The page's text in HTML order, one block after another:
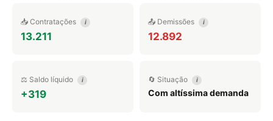
📥 Contratações i
13.211
📤 Demissões i
12.892
⚖️ Saldo líquido i
+319
🔄 Situação i
Com altíssima demanda